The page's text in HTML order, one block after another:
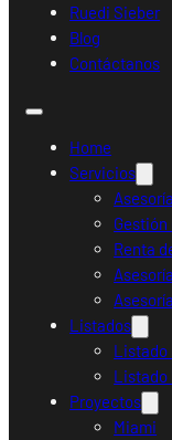
Ruedi Sieber
Blog
Contáctanos
Home
Servicios
Renta
Listados
Listado
Listado
Proyectos
Miami